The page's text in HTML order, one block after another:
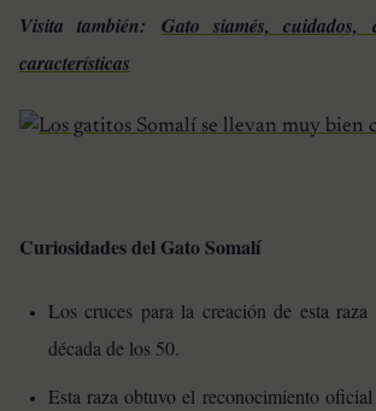
Visita también: Gato siamés, cuidados,
características
Curiosidades del Gato Somalí
Los cruces para la creación de esta
década de los 50.
Esta raza obtuvo el reconocimiento